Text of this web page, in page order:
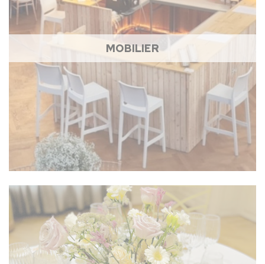
MOBILIER